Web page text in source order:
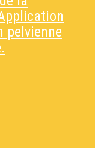
pelvienne